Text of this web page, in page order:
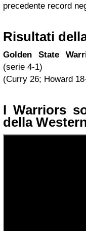
precedente record
Risultati
Golden State
(serie 4-1)
(Curry 26; Howard
I Warriors
della